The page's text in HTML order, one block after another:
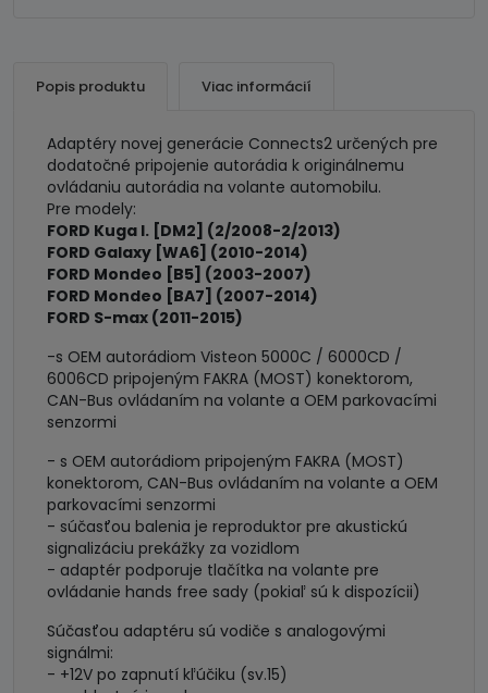
Popis produktu Viac informácií
Adaptéry novej generácie Connects2 určených pre
dodatočné pripojenie autorádia k originálnemu
ovládaniu autorádia na volante automobilu.
Pre modely:
FORD Kuga I. [DM2] (2/2008-2/2013)
FORD Galaxy [WA6] (2010-2014)
FORD Mondeo [B5] (2003-2007)
FORD Mondeo [BA7] (2007-2014)
FORD S-max (2011-2015)
-s OEM autorádiom Visteon 5000C / 6000CD /
6006CD pripojeným FAKRA (MOST) konektorom,
CAN-Bus ovládaním na volante a OEM parkovacími
senzormi
- s OEM autorádiom pripojeným FAKRA (MOST)
konektorom, CAN-Bus ovládaním na volante a OEM
parkovacími senzormi
- súčasťou balenia je reproduktor pre akustickú
signalizáciu prekážky za vozidlom
- adaptér podporuje tlačítka na volante pre
ovládanie hands free sady (pokiaľ sú k dispozícii)
Súčasťou adaptéru sú vodiče s analogovými
signálmi:
- +12V po zapnutí kľúčiku (sv.15)